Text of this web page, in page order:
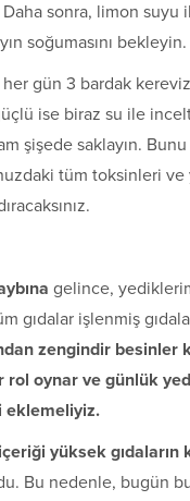
Daha sonra, limon suyu
soğumasını bekleyin.
gün 3 bardak kereviz
ise biraz su ile
şişede saklayın.
tüm toksinleri ve
gelince,
gıdalar işlenmiş
zengindir besinler
rol oynar ve günlük
eklemeliyiz.
yüksek gıdaların
Bu nedenle, bugün